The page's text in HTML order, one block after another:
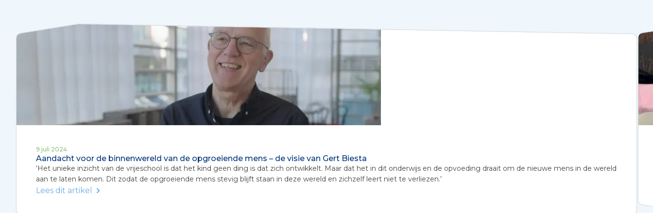
9 juli 2024
Aandacht voor de binnenwereld van de opgroeiende mens – de visie van Gert Biesta
‘Het unieke inzicht van de vrijeschool is dat het kind geen ding is dat zich ontwikkelt. Maar dat het in dit onderwijs en de opvoeding draait om de nieuwe mens in de wereld
aan te laten komen. Dit zodat de opgroeiende mens stevig blijft staan in deze wereld en zichzelf leert niet te verliezen.’
Lees dit artikel